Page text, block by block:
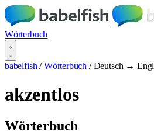
Wörterbuch
babelfish / Wörterbuch / Deutsch →
akzentlos
Wörterbuch